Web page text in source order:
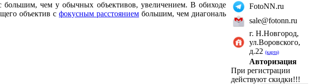
чем у обычных объективов, увеличением. В обиходе
объектив с фокусным расстоянием большим, чем диагональ
FotoNN.ru
sale@fotonn.ru
г. Н.Новгород,
ул.Воровского,
д.22 (карта)
Авторизация
При регистрации
действуют скидки!!!